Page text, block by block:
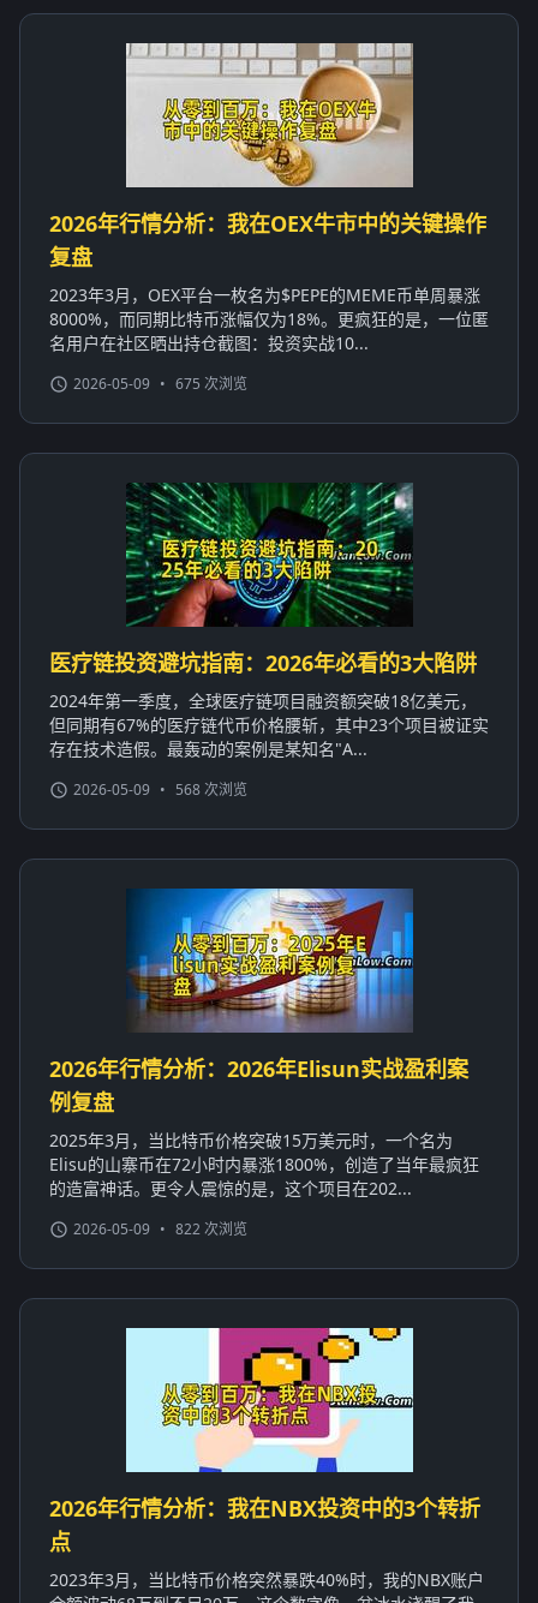
2026年行情分析：我在OEX牛市中的关键操作
复盘
2023年3月，OEX平台一枚名为$PEPE的MEME币单周暴涨
8000%，而同期比特币涨幅仅为18%。更疯狂的是，一位匿
名用户在社区晒出持仓截图：投资实战10...
2026-05-09 • 675 次浏览
医疗链投资避坑指南：2026年必看的3大陷阱
2024年第一季度，全球医疗链项目融资额突破18亿美元，
但同期有67%的医疗链代币价格腰斩，其中23个项目被证实
存在技术造假。最轰动的案例是某知名"A...
2026-05-09 • 568 次浏览
2026年行情分析：2026年Elisun实战盈利案
例复盘
2025年3月，当比特币价格突破15万美元时，一个名为
Elisu的山寨币在72小时内暴涨1800%，创造了当年最疯狂
的造富神话。更令人震惊的是，这个项目在202...
2026-05-09 • 822 次浏览
2026年行情分析：我在NBX投资中的3个转折
点
2023年3月，当比特币价格突然暴跌40%时，我的NBX账户